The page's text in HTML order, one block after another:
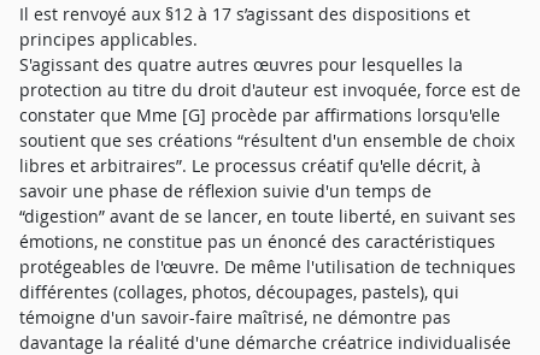
Il est renvoyé aux §12 à 17 s’agissant des dispositions et
principes applicables.
S'agissant des quatre autres œuvres pour lesquelles la
protection au titre du droit d'auteur est invoquée, force est de
constater que Mme [G] procède par affirmations lorsqu'elle
soutient que ses créations “résultent d'un ensemble de choix
libres et arbitraires”. Le processus créatif qu'elle décrit, à
savoir une phase de réflexion suivie d'un temps de
“digestion” avant de se lancer, en toute liberté, en suivant ses
émotions, ne constitue pas un énoncé des caractéristiques
protégeables de l'œuvre. De même l'utilisation de techniques
différentes (collages, photos, découpages, pastels), qui
témoigne d'un savoir-faire maîtrisé, ne démontre pas
davantage la réalité d'une démarche créatrice individualisée